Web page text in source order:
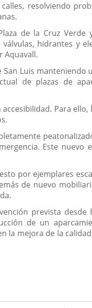
resolviendo
de la Cruz Verde
hidrantes y
Aquavall.
Luis
de plazas de
Para ello,
Este nuevo
por ejemplares
de nuevo
prevista
de un
la mejora de la